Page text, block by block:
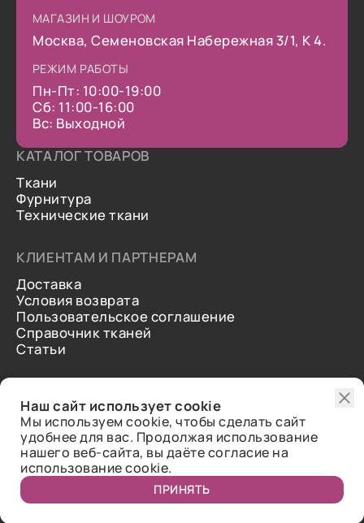
МАГАЗИН И ШОУРОМ
Москва, Семеновская Набережная 3/1, К 4.
РЕЖИМ РАБОТЫ
Пн-Пт: 10:00-19:00
Сб: 11:00-16:00
Вс: Выходной
КАТАЛОГ ТОВАРОВ
Ткани
Фурнитура
Технические ткани
КЛИЕНТАМ И ПАРТНЕРАМ
Доставка
Условия возврата
Пользовательское соглашение
Справочник тканей
Статьи
О нас
Контакты
Отзывы
Наш сайт использует cookie
Мы используем cookie, чтобы сделать сайт
удобнее для вас. Продолжая использование
нашего веб-сайта, вы даёте согласие на
использование cookie.
ПРИНЯТЬ